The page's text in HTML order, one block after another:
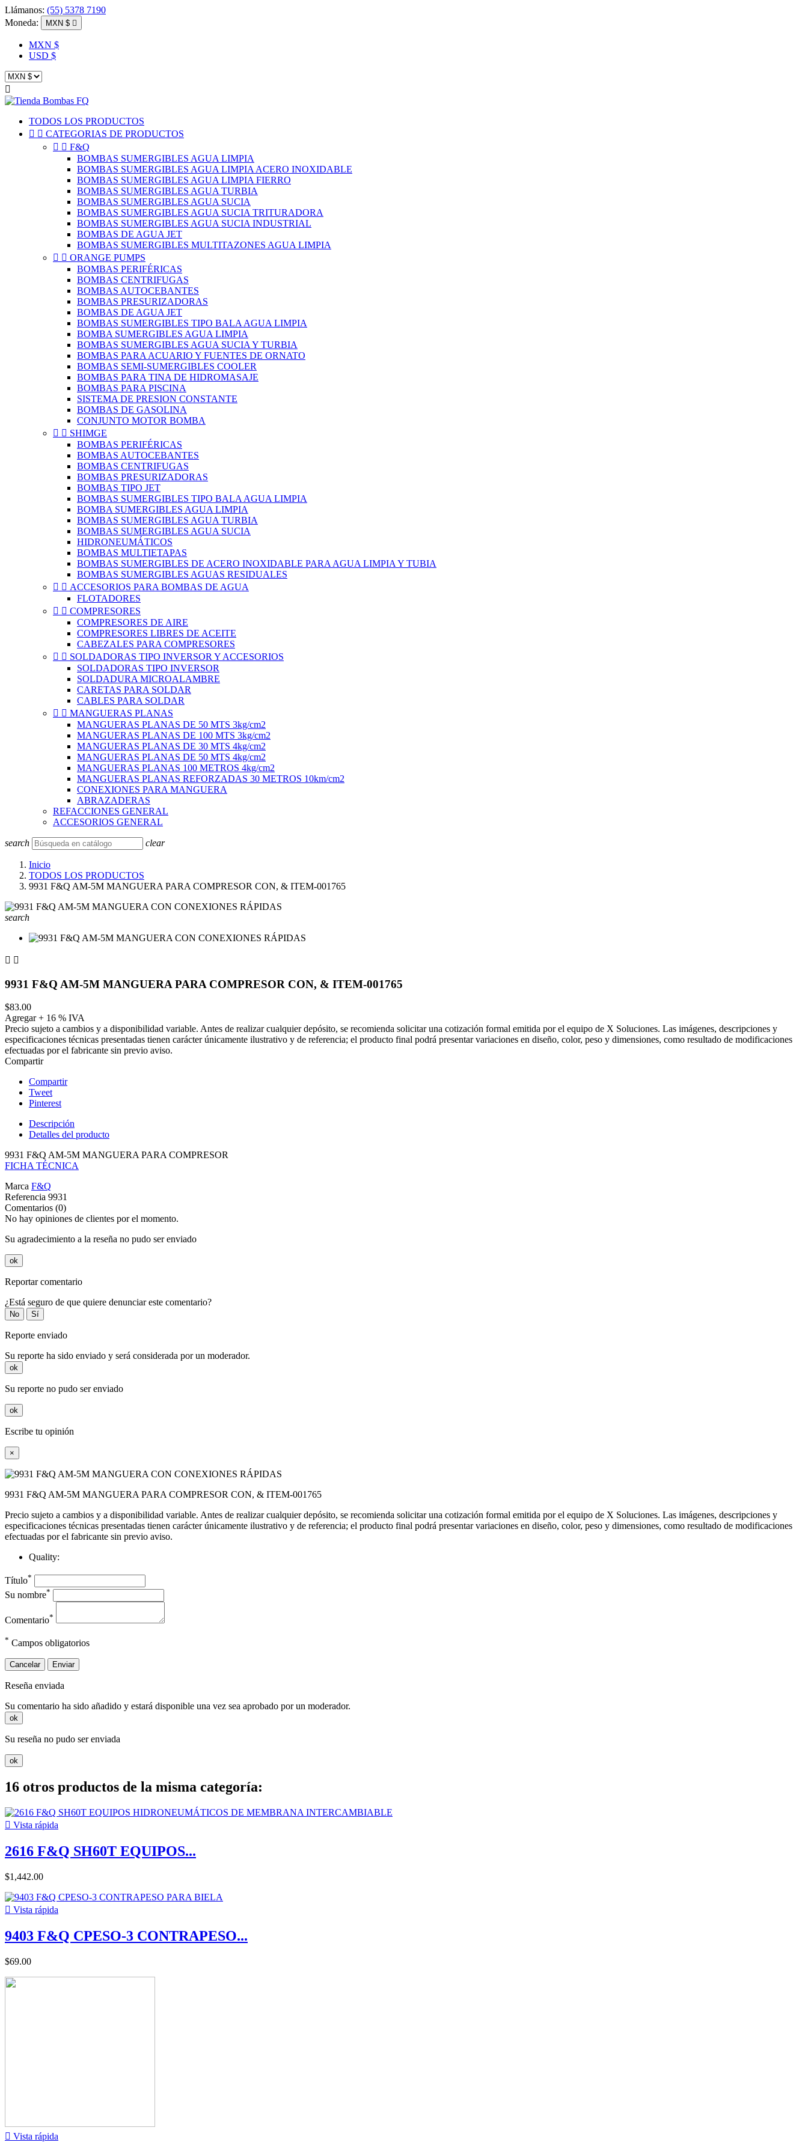
Llámanos: (55) 5378 7190
Moneda:
MXN $ 
MXN $
USD $

TODOS LOS PRODUCTOS
  CATEGORIAS DE PRODUCTOS
  F&Q
BOMBAS SUMERGIBLES AGUA LIMPIA
BOMBAS SUMERGIBLES AGUA LIMPIA ACERO INOXIDABLE
BOMBAS SUMERGIBLES AGUA LIMPIA FIERRO
BOMBAS SUMERGIBLES AGUA TURBIA
BOMBAS SUMERGIBLES AGUA SUCIA
BOMBAS SUMERGIBLES AGUA SUCIA TRITURADORA
BOMBAS SUMERGIBLES AGUA SUCIA INDUSTRIAL
BOMBAS DE AGUA JET
BOMBAS SUMERGIBLES MULTITAZONES AGUA LIMPIA
  ORANGE PUMPS
BOMBAS PERIFÉRICAS
BOMBAS CENTRIFUGAS
BOMBAS AUTOCEBANTES
BOMBAS PRESURIZADORAS
BOMBAS DE AGUA JET
BOMBAS SUMERGIBLES TIPO BALA AGUA LIMPIA
BOMBA SUMERGIBLES AGUA LIMPIA
BOMBAS SUMERGIBLES AGUA SUCIA Y TURBIA
BOMBAS PARA ACUARIO Y FUENTES DE ORNATO
BOMBAS SEMI-SUMERGIBLES COOLER
BOMBAS PARA TINA DE HIDROMASAJE
BOMBAS PARA PISCINA
SISTEMA DE PRESION CONSTANTE
BOMBAS DE GASOLINA
CONJUNTO MOTOR BOMBA
  SHIMGE
BOMBAS PERIFÉRICAS
BOMBAS AUTOCEBANTES
BOMBAS CENTRIFUGAS
BOMBAS PRESURIZADORAS
BOMBAS TIPO JET
BOMBAS SUMERGIBLES TIPO BALA AGUA LIMPIA
BOMBA SUMERGIBLES AGUA LIMPIA
BOMBAS SUMERGIBLES AGUA TURBIA
BOMBAS SUMERGIBLES AGUA SUCIA
HIDRONEUMÁTICOS
BOMBAS MULTIETAPAS
BOMBAS SUMERGIBLES DE ACERO INOXIDABLE PARA AGUA LIMPIA Y TUBIA
BOMBAS SUMERGIBLES AGUAS RESIDUALES
  ACCESORIOS PARA BOMBAS DE AGUA
FLOTADORES
  COMPRESORES
COMPRESORES DE AIRE
COMPRESORES LIBRES DE ACEITE
CABEZALES PARA COMPRESORES
  SOLDADORAS TIPO INVERSOR Y ACCESORIOS
SOLDADORAS TIPO INVERSOR
SOLDADURA MICROALAMBRE
CARETAS PARA SOLDAR
CABLES PARA SOLDAR
  MANGUERAS PLANAS
MANGUERAS PLANAS DE 50 MTS 3kg/cm2
MANGUERAS PLANAS DE 100 MTS 3kg/cm2
MANGUERAS PLANAS DE 30 MTS 4kg/cm2
MANGUERAS PLANAS DE 50 MTS 4kg/cm2
MANGUERAS PLANAS 100 METROS 4kg/cm2
MANGUERAS PLANAS REFORZADAS 30 METROS 10km/cm2
CONEXIONES PARA MANGUERA
ABRAZADERAS
REFACCIONES GENERAL
ACCESORIOS GENERAL
search clear
Inicio
TODOS LOS PRODUCTOS
9931 F&Q AM-5M MANGUERA PARA COMPRESOR CON, & ITEM-001765
search
 
9931 F&Q AM-5M MANGUERA PARA COMPRESOR CON, & ITEM-001765
$83.00
Agregar + 16 % IVA
Precio sujeto a cambios y a disponibilidad variable. Antes de realizar cualquier depósito, se recomienda solicitar una cotización formal emitida por el equipo de X Soluciones. Las imágenes, descripciones y
especificaciones técnicas presentadas tienen carácter únicamente ilustrativo y de referencia; el producto final podrá presentar variaciones en diseño, color, peso y dimensiones, como resultado de modificaciones
efectuadas por el fabricante sin previo aviso.
Compartir
Compartir
Tweet
Pinterest
Descripción
Detalles del producto
9931 F&Q AM-5M MANGUERA PARA COMPRESOR
FICHA TÉCNICA
Marca F&Q
Referencia 9931
Comentarios (0)
No hay opiniones de clientes por el momento.
Su agradecimiento a la reseña no pudo ser enviado
ok
Reportar comentario
¿Está seguro de que quiere denunciar este comentario?
No Sí
Reporte enviado
Su reporte ha sido enviado y será considerada por un moderador.
ok
Su reporte no pudo ser enviado
ok
Escribe tu opinión
×
9931 F&Q AM-5M MANGUERA PARA COMPRESOR CON, & ITEM-001765
Precio sujeto a cambios y a disponibilidad variable. Antes de realizar cualquier depósito, se recomienda solicitar una cotización formal emitida por el equipo de X Soluciones. Las imágenes, descripciones y
especificaciones técnicas presentadas tienen carácter únicamente ilustrativo y de referencia; el producto final podrá presentar variaciones en diseño, color, peso y dimensiones, como resultado de modificaciones
efectuadas por el fabricante sin previo aviso.
Quality:
Título*
Su nombre*
Comentario*
* Campos obligatorios
Cancelar Enviar
Reseña enviada
Su comentario ha sido añadido y estará disponible una vez sea aprobado por un moderador.
ok
Su reseña no pudo ser enviada
ok
16 otros productos de la misma categoría:
 Vista rápida
2616 F&Q SH60T EQUIPOS...
$1,442.00
 Vista rápida
9403 F&Q CPESO-3 CONTRAPESO...
$69.00
 Vista rápida